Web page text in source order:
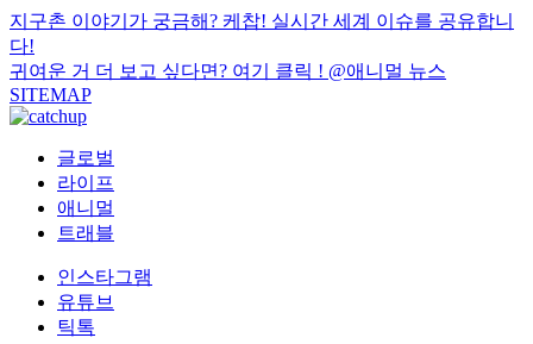
지구촌 이야기가 궁금해? 케찹! 실시간 세계 이슈를 공유합니
다!
귀여운 거 더 보고 싶다면? 여기 클릭 ! @애니멀 뉴스
SITEMAP
글로벌
라이프
애니멀
트래블
인스타그램
유튜브
틱톡